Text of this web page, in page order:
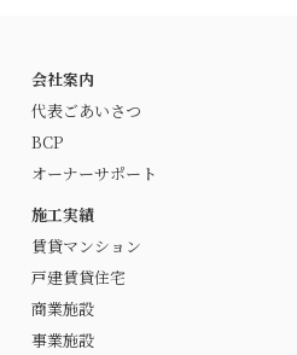
会社案内
代表ごあいさつ
BCP
オーナーサポート
施工実績
賃貸マンション
戸建賃貸住宅
商業施設
事業施設